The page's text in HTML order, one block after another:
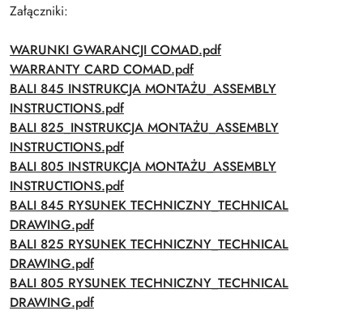
Załączniki:
WARUNKI GWARANCJI COMAD.pdf
WARRANTY CARD COMAD.pdf
BALI 845 INSTRUKCJA MONTAŻU_ASSEMBLY
INSTRUCTIONS.pdf
BALI 825_INSTRUKCJA MONTAŻU_ASSEMBLY
INSTRUCTIONS.pdf
BALI 805 INSTRUKCJA MONTAŻU_ASSEMBLY
INSTRUCTIONS.pdf
BALI 845 RYSUNEK TECHNICZNY_TECHNICAL
DRAWING.pdf
BALI 825 RYSUNEK TECHNICZNY_TECHNICAL
DRAWING.pdf
BALI 805 RYSUNEK TECHNICZNY_TECHNICAL
DRAWING.pdf